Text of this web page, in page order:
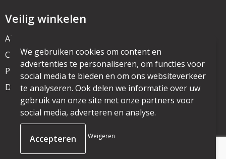
Veilig winkelen
Algemene voorwaarden
Cookieverklaring
Privacyverklaring
Disclaimer
© Copyright mijnpromo.nl 2025
We gebruiken cookies om content en
advertenties te personaliseren, om functies voor
social media te bieden en om ons websiteverkeer
te analyseren. Ook delen we informatie over uw
gebruik van onze site met onze partners voor
social media, adverteren en analyse.
Weigeren